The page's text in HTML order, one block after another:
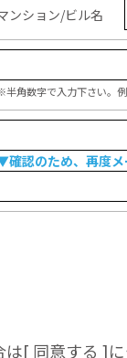
ンション/ビル名
半角数字で入力下さい。
確認のため、再度メ
[ 同意する ]に